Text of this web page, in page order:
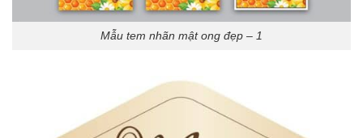
Mẫu tem nhãn mật ong đẹp – 1